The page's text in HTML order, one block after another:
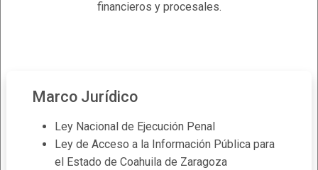
financieros y procesales.
Marco Jurídico
Ley Nacional de Ejecución Penal
Ley de Acceso a la Información Pública para
el Estado de Coahuila de Zaragoza